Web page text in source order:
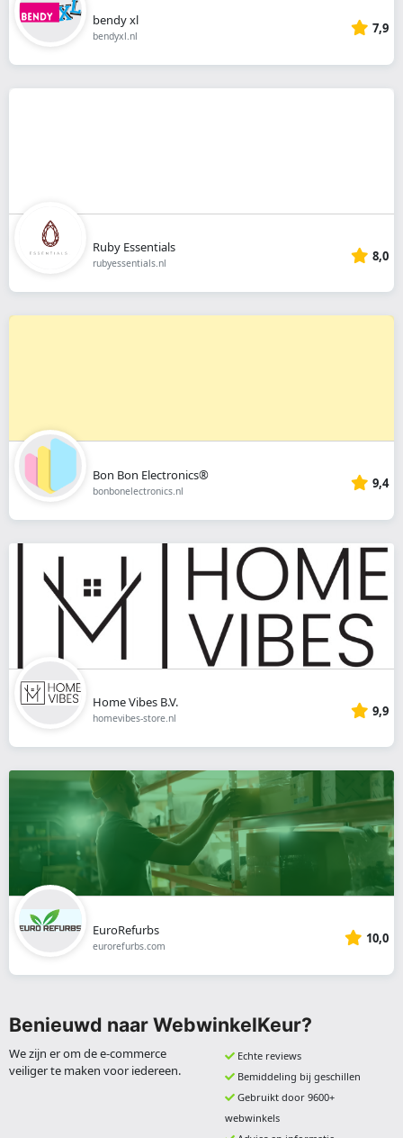
bendy xl
bendyxl.nl 7,9
Ruby Essentials
rubyessentials.nl 8,0
Bon Bon Electronics®
bonbonelectronics.nl 9,4
Home Vibes B.V.
homevibes-store.nl 9,9
EuroRefurbs
eurorefurbs.com 10,0
Benieuwd naar WebwinkelKeur?
We zijn er om de e-commerce
veiliger te maken voor iedereen.
Echte reviews
Bemiddeling bij geschillen
Gebruikt door 9600+
webwinkels